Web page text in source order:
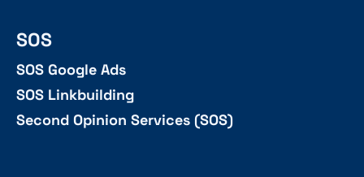
SOS
SOS Google Ads
SOS Linkbuilding
Second Opinion Services (SOS)